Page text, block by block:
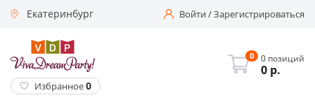
Екатеринбург Войти/Зарегистрироваться
0 0 позиций
0 р.
Избранное0